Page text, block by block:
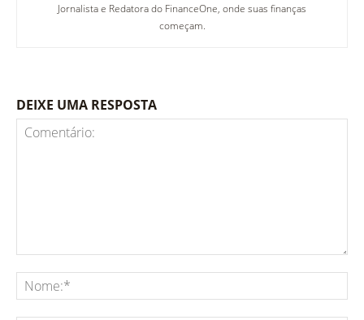
Jornalista e Redatora do FinanceOne, onde suas finanças
começam.
DEIXE UMA RESPOSTA